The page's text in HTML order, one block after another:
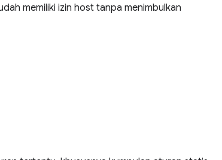
memiliki izin host tanpa menimbulkan